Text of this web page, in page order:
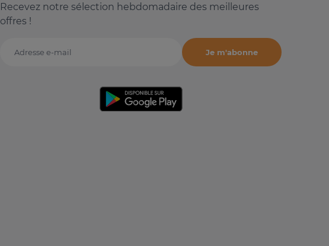
Recevez notre sélection hebdomadaire des meilleures
offres !
Adresse e-mail
Je m'abonne